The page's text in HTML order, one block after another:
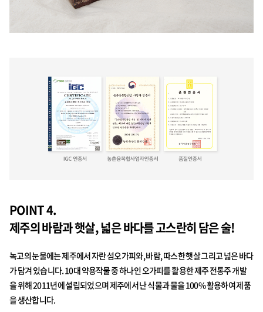
POINT 4.
제주의 바람과 햇살, 넓은 바다를 고스란히 담은 술!
녹고의 눈물에는 제주에서 자란 섬오가피와, 바람, 따스한 햇살 그리고 넓은 바다
가 담겨 있습니다. 10대 약용작물 중 하나인 오가피를 활용한 제주 전통주 개발
을 위해 2011년에 설립되었으며 제주에서 난 식물과 물을 100% 활용하여 제품
을 생산합니다.